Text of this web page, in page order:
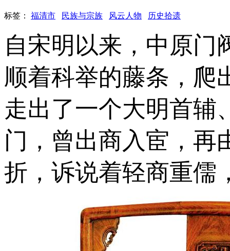
标签： 福清市 民族与宗族 风云人物 历史拾遗
自宋明以来，中原门
顺着科举的藤条，爬
走出了一个大明首
门，曾出商入宦，再
折，诉说着轻商重儒